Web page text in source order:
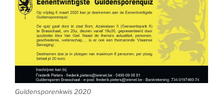
Guldensporenkwis 2020